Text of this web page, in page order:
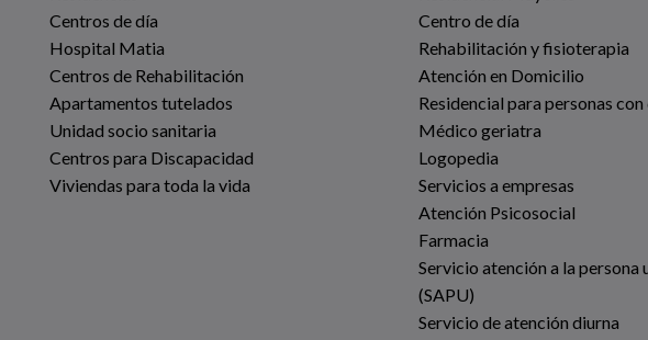
Centros de día
Hospital Matia
Centros de Rehabilitación
Apartamentos tutelados
Unidad socio sanitaria
Centros para Discapacidad
Viviendas para toda la vida
Centro de día
Rehabilitación y fisioterapia
Atención en Domicilio
Residencial para personas
Médico geriatra
Logopedia
Servicios a empresas
Atención Psicosocial
Farmacia
Servicio atención a la persona
(SAPU)
Servicio de atención diurna